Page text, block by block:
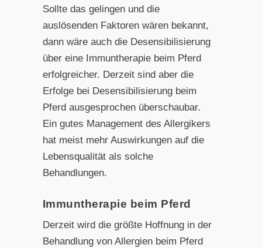
Sollte das gelingen und die
auslösenden Faktoren wären bekannt,
dann wäre auch die Desensibilisierung
über eine Immuntherapie beim Pferd
erfolgreicher. Derzeit sind aber die
Erfolge bei Desensibilisierung beim
Pferd ausgesprochen überschaubar.
Ein gutes Management des Allergikers
hat meist mehr Auswirkungen auf die
Lebensqualität als solche
Behandlungen.
Immuntherapie beim Pferd
Derzeit wird die größte Hoffnung in der
Behandlung von Allergien beim Pferd